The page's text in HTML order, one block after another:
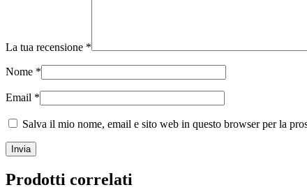
La tua recensione *
Nome *
Email *
Salva il mio nome, email e sito web in questo browser per la
Prodotti correlati